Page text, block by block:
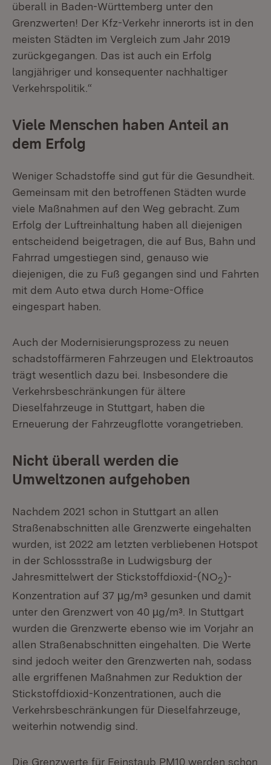
überall in Baden-Württemberg unter den
Grenzwerten! Der Kfz-Verkehr innerorts ist in den
meisten Städten im Vergleich zum Jahr 2019
zurückgegangen. Das ist auch ein Erfolg
langjähriger und konsequenter nachhaltiger
Verkehrspolitik.“
Viele Menschen haben Anteil an
dem Erfolg
Weniger Schadstoffe sind gut für die Gesundheit.
Gemeinsam mit den betroffenen Städten wurde
viele Maßnahmen auf den Weg gebracht. Zum
Erfolg der Luftreinhaltung haben all diejenigen
entscheidend beigetragen, die auf Bus, Bahn und
Fahrrad umgestiegen sind, genauso wie
diejenigen, die zu Fuß gegangen sind und Fahrten
mit dem Auto etwa durch Home-Office
eingespart haben.
Auch der Modernisierungsprozess zu neuen
schadstoffärmeren Fahrzeugen und Elektroautos
trägt wesentlich dazu bei. Insbesondere die
Verkehrsbeschränkungen für ältere
Dieselfahrzeuge in Stuttgart, haben die
Erneuerung der Fahrzeugflotte vorangetrieben.
Nicht überall werden die
Umweltzonen aufgehoben
Nachdem 2021 schon in Stuttgart an allen
Straßenabschnitten alle Grenzwerte eingehalten
wurden, ist 2022 am letzten verbliebenen Hotspot
in der Schlossstraße in Ludwigsburg der
Jahresmittelwert der Stickstoffdioxid-(NO2)-
Konzentration auf 37 µg/m³ gesunken und damit
unter den Grenzwert von 40 µg/m³. In Stuttgart
wurden die Grenzwerte ebenso wie im Vorjahr an
allen Straßenabschnitten eingehalten. Die Werte
sind jedoch weiter den Grenzwerten nah, sodass
alle ergriffenen Maßnahmen zur Reduktion der
Stickstoffdioxid-Konzentrationen, auch die
Verkehrsbeschränkungen für Dieselfahrzeuge,
weiterhin notwendig sind.
Die Grenzwerte für Feinstaub PM10 werden schon